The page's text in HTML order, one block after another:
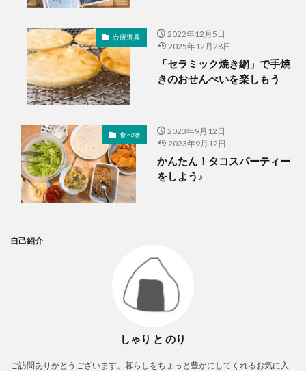
台所道具
2022年12月5日
2025年12月28日
「セラミック焼き網」で手焼
きのおせんべいを楽しもう
食べ物
2023年9月12日
2023年9月12日
かんたん！タコスパーティー
をしよう♪
自己紹介
しゃり と のり
ご訪問ありがとうございます。暮らしをちょっと豊かにしてくれるお気に入